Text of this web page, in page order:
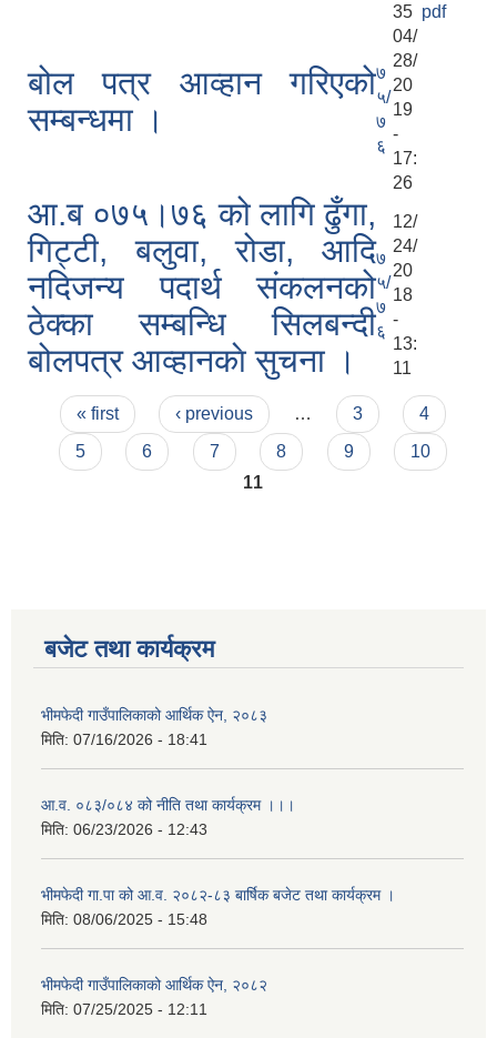
35 pdf
बोल पत्र आव्हान गरिएको
सम्बन्धमा ।
७
५/
७
६
04/
28/
20
19
-
17:
26
आ.ब ०७५।७६ को लागि ढुँगा,
गिट्टी, बलुवा, रोडा, आदि
नदिजन्य पदार्थ संकलनको
ठेक्का सम्बन्धि सिलबन्दी
बोलपत्र आव्हानकाे सुचना ।
७
५/
७
६
12/
24/
20
18
-
13:
11
Pages
« first ‹ previous … 3
4
5
6 7 8 9
10
11
बजेट तथा कार्यक्रम
भीमफेदी गाउँपालिकाको आर्थिक ऐन, २०८३
मिति: 07/16/2026 - 18:41
आ.व. ०८३/०८४ को नीति तथा कार्यक्रम ।।।
मिति: 06/23/2026 - 12:43
भीमफेदी गा.पा को आ.व. २०८२-८३ बार्षिक बजेट तथा कार्यक्रम ।
मिति: 08/06/2025 - 15:48
भीमफेदी गाउँपालिकाको आर्थिक ऐन, २०८२
मिति: 07/25/2025 - 12:11